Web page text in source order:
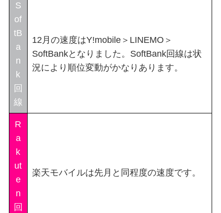
S
of
tB
a
n
k
回
線
12月の速度はY!mobile＞LINEMO＞
SoftBankとなりました。SoftBank回線は状
況により順位変動がかなりあります。
R
a
k
ut
e
n
回
楽天モバイルは先月と同程度の速度です。